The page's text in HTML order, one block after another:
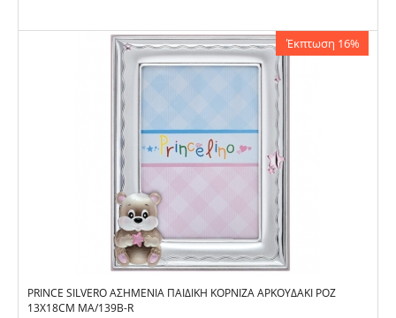
Έκπτωση 16%
PRINCE SILVERO ΑΣΗΜΈΝΙΑ ΠΑΙΔΙΚΉ ΚΟΡΝΊΖΑ ΑΡΚΟΥΔΆΚΙ ΡΟΖ
13X18CM MA/139B-R